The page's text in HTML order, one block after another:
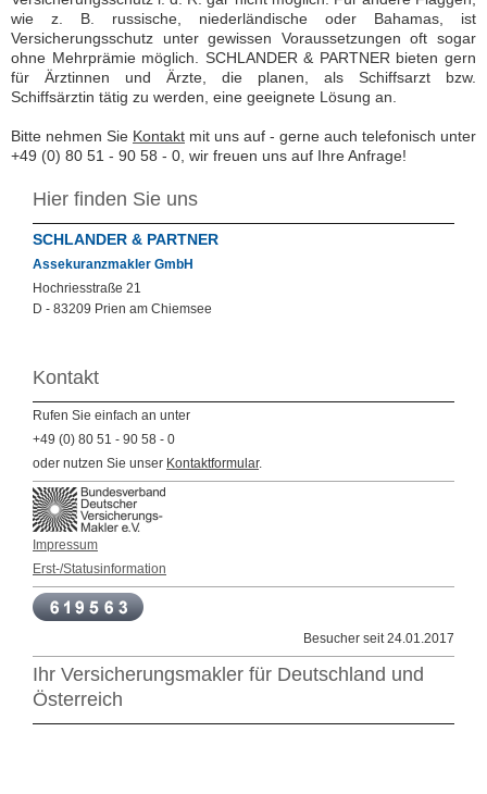
wie z. B. russische, niederländische oder Bahamas, ist
Versicherungsschutz unter gewissen Voraussetzungen oft sogar
ohne Mehrprämie möglich. SCHLANDER & PARTNER bieten gern
für Ärztinnen und Ärzte, die planen, als Schiffsarzt bzw.
Schiffsärztin tätig zu werden, eine geeignete Lösung an.
Bitte nehmen Sie Kontakt mit uns auf - gerne auch telefonisch unter
+49 (0) 80 51 - 90 58 - 0, wir freuen uns auf Ihre Anfrage!
Hier finden Sie uns
SCHLANDER & PARTNER
Assekuranzmakler GmbH
Hochriesstraße 21
D - 83209 Prien am Chiemsee
Kontakt
Rufen Sie einfach an unter
+49 (0) 80 51 - 90 58 - 0
oder nutzen Sie unser Kontaktformular.
Impressum
Erst-/Statusinformation
Besucher seit 24.01.2017
Ihr Versicherungsmakler für Deutschland und
Österreich